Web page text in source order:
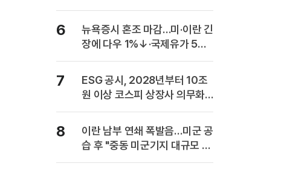
의
6
뉴욕증시 혼조 마감…미·이란 긴
장에 다우 1%↓·국제유가 5%
급등
7
ESG 공시, 2028년부터 10조
원 이상 코스피 상장사 의무화…
사업보고서에 담는다
8
이란 남부 연쇄 폭발음…미군 공
습 후 "중동 미군기지 대규모 보
복" 경고